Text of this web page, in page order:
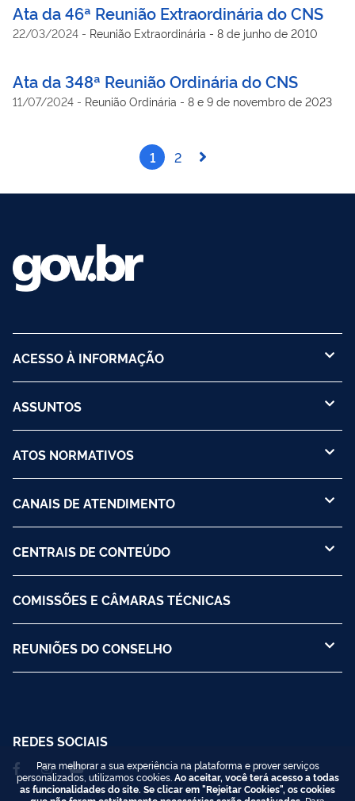
Ata da 46ª Reunião Extraordinária do CNS
22/03/2024 - Reunião Extraordinária - 8 de junho de 2010
Ata da 348ª Reunião Ordinária do CNS
11/07/2024 - Reunião Ordinária - 8 e 9 de novembro de 2023
1 2
ACESSO À INFORMAÇÃO
ASSUNTOS
ATOS NORMATIVOS
CANAIS DE ATENDIMENTO
CENTRAIS DE CONTEÚDO
COMISSÕES E CÂMARAS TÉCNICAS
REUNIÕES DO CONSELHO
REDES SOCIAIS
Para melhorar a sua experiência na plataforma e prover serviços
personalizados, utilizamos cookies. Ao aceitar, você terá acesso a todas
as funcionalidades do site. Se clicar em "Rejeitar Cookies", os cookies